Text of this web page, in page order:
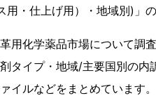
・仕上げ用）・地域別)」
用化学薬品市場について調
タイプ・地域/主要国別の
イルなどをまとめています。